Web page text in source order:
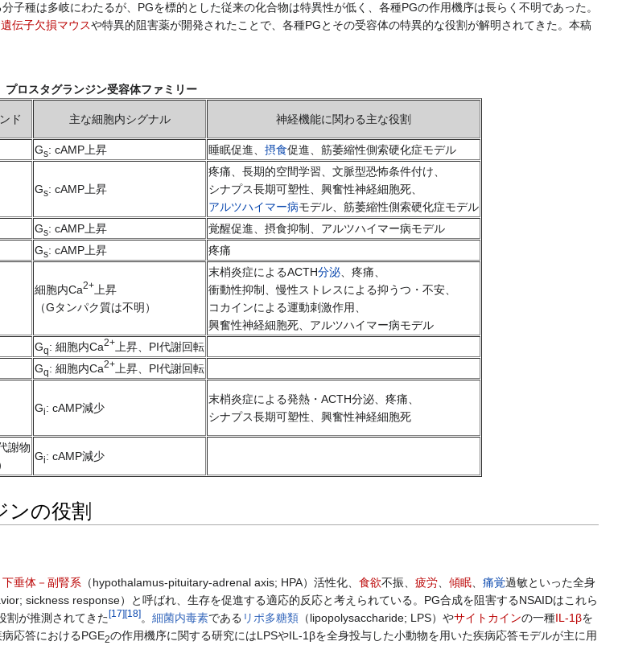
種は多岐にわたるが、PGを標的とした従来の化合物は特異性が低く、各種PGの作用機序は長らく不明であった。
遺伝子欠損マウスや特異的阻害薬が開発されたことで、各種PGとその受容体の特異的な役割が解明されてきた。本稿
ロスタグランジン受容体ファミリー
ド 主な細胞内シグナル 神経機能に関わる主な役割
Gs: cAMP上昇 睡眠促進、 摂食促進、筋萎縮性側索硬化症モデル
Gs: cAMP上昇
疼痛、長期的空間学習、文脈型恐怖条件付け、
シナプス長期可塑性、興奮性神経細胞死、
アルツハイマー病モデル、筋萎縮性側索硬化症モデル
Gs: cAMP上昇
覚醒促進、摂食抑制、アルツハイマー病モデル
Gs: cAMP上昇 疼痛
細胞内Ca2+ 上昇
（Gタンパク質は不明）
末梢炎症によるACTH分泌 、疼痛、
衝動性抑制、慢性ストレスによる抑うつ・不安、
コカインによる運動刺激作用、
興奮性神経細胞死、アルツハイマー病モデル
Gq: 細胞内Ca2+ 上昇、PI代謝回転
Gq: 細胞内Ca2+ 上昇、PI代謝回転
Gi: cAMP減少
末梢炎症による発熱・ACTH分泌、疼痛、
シナプス長期可塑性、興奮性神経細胞死
謝物
Gi: cAMP減少
ンの役割
垂体－副腎系 （hypothalamus-pituitary-adrenal axis; HPA）活性化、 食欲不振、 疲労 傾眠 痛覚過敏といった全身
sickness response）と呼ばれ、生存を促進する適応的反応と考えられている。PG合成を阻害するNSAIDはこれら
割が推測されてきた[17][18] 。 細菌内毒素である リポ多糖類 （lipopolysaccharide; LPS）やサイトカインの一種IL-1βを
応答におけるPGE2の作用機序に関する研究にはLPSやIL-1βを全身投与した小動物を用いた疾病応答モデルが主に用